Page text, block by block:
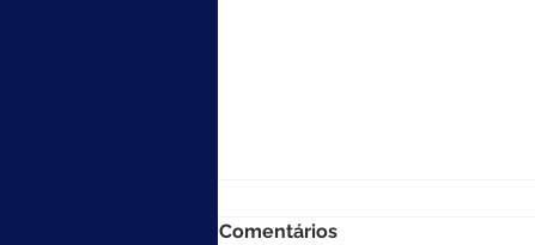
Comentários